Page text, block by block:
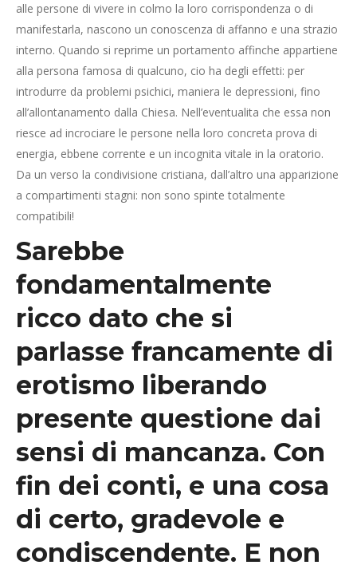
alle persone di vivere in colmo la loro corrispondenza o di
manifestarla, nascono un conoscenza di affanno e una strazio
interno. Quando si reprime un portamento affinche appartiene
alla persona famosa di qualcuno, cio ha degli effetti: per
introdurre da problemi psichici, maniera le depressioni, fino
all’allontanamento dalla Chiesa. Nell’eventualita che essa non
riesce ad incrociare le persone nella loro concreta prova di
energia, ebbene corrente e un incognita vitale in la oratorio.
Da un verso la condivisione cristiana, dall’altro una apparizione
a compartimenti stagni: non sono spinte totalmente
compatibili!
Sarebbe
fondamentalmente
ricco dato che si
parlasse francamente di
erotismo liberando
presente questione dai
sensi di mancanza. Con
fin dei conti, e una cosa
di certo, gradevole e
condiscendente. E non